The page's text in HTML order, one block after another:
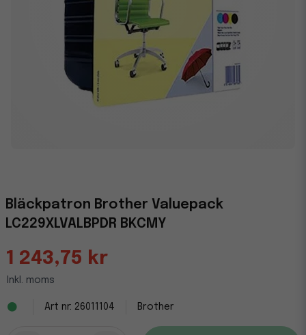
Bläckpatron Brother Valuepack
LC229XLVALBPDR BKCMY
1 243,75 kr
Inkl. moms
26011104 Brother